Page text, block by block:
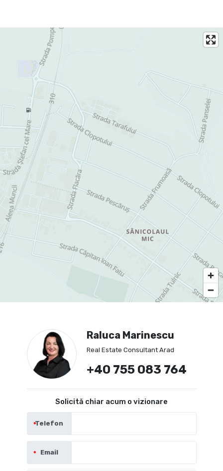
Raluca Marinescu
Real Estate Consultant Arad
+40 755 083 764
Solicită chiar acum o vizionare
Telefon
Email